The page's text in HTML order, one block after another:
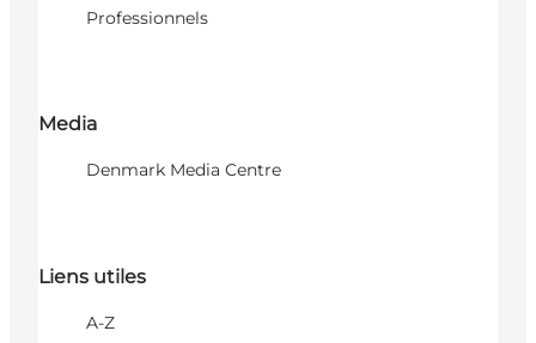
Professionnels
Media
Denmark Media Centre
Liens utiles
A-Z